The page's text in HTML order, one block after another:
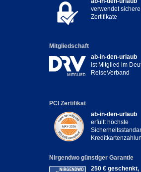
verwendet
Zertifikate
Mitgliedschaft
ab-in-den-urlaub
ist Mitglied im
ReiseVerband
PCI Zertifikat
ab-in-den-urlaub
erfüllt höchste
Nirgendwo günstiger Garantie
250 € geschenkt,